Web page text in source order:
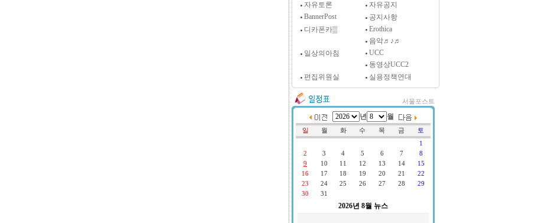
자유토론
자유공지
BannerPost
공지사항
디카폰카▒
Erothica
음악♬♪♬
일상의아침
UCC
동영상UCC2
편집위원실
실용정책연대
서울포스트